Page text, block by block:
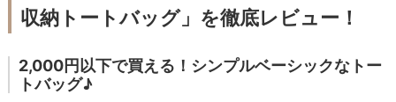
収納トートバッグ」を徹底レビュー！
2,000円以下で買える！シンプルベーシックなトー
トバッグ♪